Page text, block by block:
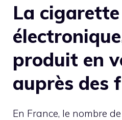
La cigarette
produit en
auprès des
En France, le nombre